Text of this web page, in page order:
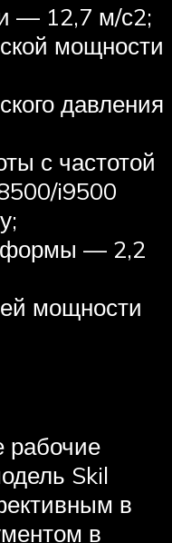
— 12,7 м/с2;
мощности
давления
с частотой
i9500
— 2,2
мощности
рабочие
Skil
в
в